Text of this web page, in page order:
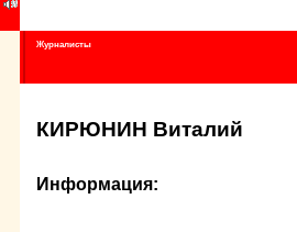
Журналисты
КИРЮНИН Виталий
Информация: